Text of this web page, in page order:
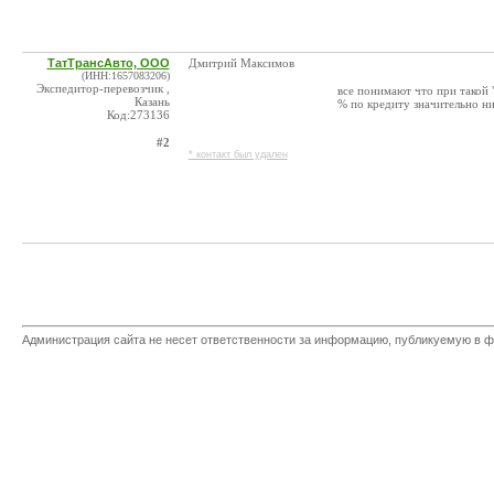
ТатТрансАвто, ООО
(ИНН:1657083206)
Экспедитор-перевозчик ,
Казань
Код:273136
#2
Дмитрий Максимов
* контакт был удален
все понимают что при такой
% по кредиту значительно
Администрация сайта не несет ответственности за информацию, публикуемую